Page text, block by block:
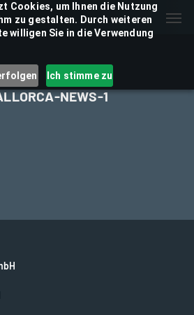
Cookies, um Ihnen die Nutzung
zu gestalten. Durch weiteren
willigen Sie in die Verwendung
Ich stimme zu
NEWS-1